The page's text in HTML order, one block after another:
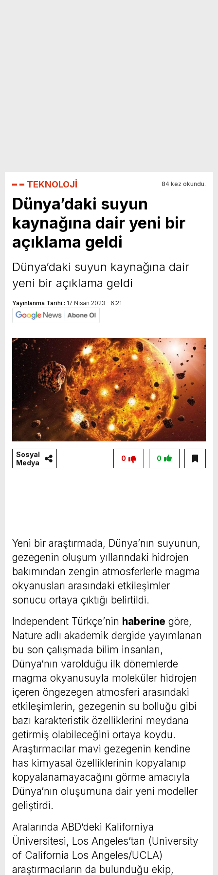
TEKNOLOJİ 84 kez okundu.
Dünya’daki suyun
kaynağına dair yeni bir
açıklama geldi
Dünya’daki suyun kaynağına dair
yeni bir açıklama geldi
Yayınlanma Tarihi : 17 Nisan 2023 - 6:21
Sosyal
Medya
0
0
Yeni bir araştırmada, Dünya’nın suyunun,
gezegenin oluşum yıllarındaki hidrojen
bakımından zengin atmosferlerle magma
okyanusları arasındaki etkileşimler
sonucu ortaya çıktığı belirtildi.
Independent Türkçe’nin haberine göre,
Nature adlı akademik dergide yayımlanan
bu son çalışmada bilim insanları,
Dünya’nın varolduğu ilk dönemlerde
magma okyanusuyla moleküler hidrojen
içeren öngezegen atmosferi arasındaki
etkileşimlerin, gezegenin su bolluğu gibi
bazı karakteristik özelliklerini meydana
getirmiş olabileceğini ortaya koydu.
Araştırmacılar mavi gezegenin kendine
has kimyasal özelliklerinin kopyalanıp
kopyalanamayacağını görme amacıyla
Dünya’nın oluşumuna dair yeni modeller
geliştirdi.
Aralarında ABD’deki Kaliforniya
Üniversitesi, Los Angeles’tan (University
of California Los Angeles/UCLA)
araştırmacıların da bulunduğu ekip,